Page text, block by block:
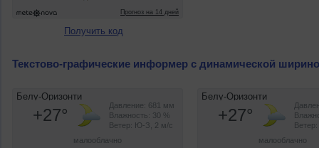
Получить код
Текстово-графические информер с динамической